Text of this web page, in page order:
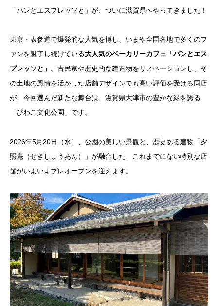
「パンとエスプレッソと」が、ついに滋賀県へやってきました！
東京・表参道で爆発的な人気を博し、いまや全国各地で多くのフ
ァンを魅了し続けている大人気のベーカリーカフェ「パンとエス
プレッソと」 。古民家や歴史的な建造物をリノベーションし、そ
の土地の風情を活かした店舗デザインでも高い評価を受ける同店
が、今回選んだ新たな舞台は、滋賀県大津市の豊かな緑を誇る
「びわこ文化公園」です。
2026年5月20日（水）、公園の美しい景観と、歴史ある建物「夕
照庵（せきしょうあん）」が融合した、これまでにない特別な店
舗がいよいよプレオープンを迎えます。